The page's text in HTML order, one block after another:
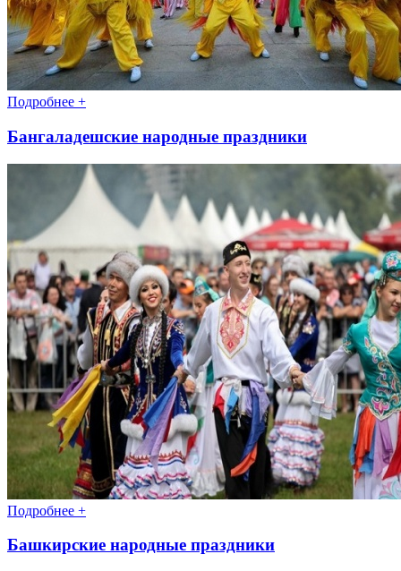
Подробнее +
Бангаладешские народные праздники
Подробнее +
Башкирские народные праздники